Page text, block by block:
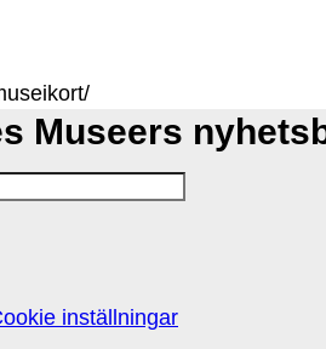
Museers
inställningar